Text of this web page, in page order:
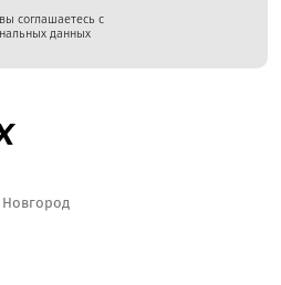
соглашаетесь с
данных
Новгород